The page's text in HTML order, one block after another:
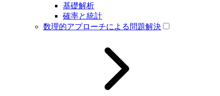
基礎解析
確率と統計
数理的アプローチによる問題解決